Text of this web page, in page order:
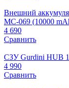
Внешний
MC-069 (10000
4 690
Сравнить
СЗУ Gurdini HUB
4 990
Сравнить